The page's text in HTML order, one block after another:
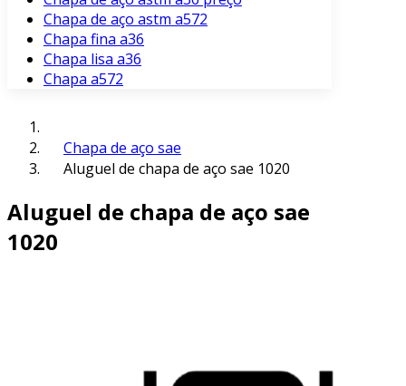
Chapa de aço astm a572
Chapa fina a36
Chapa lisa a36
Chapa a572
Chapa de aço sae
Aluguel de chapa de aço sae 1020
Aluguel de chapa de aço sae
1020